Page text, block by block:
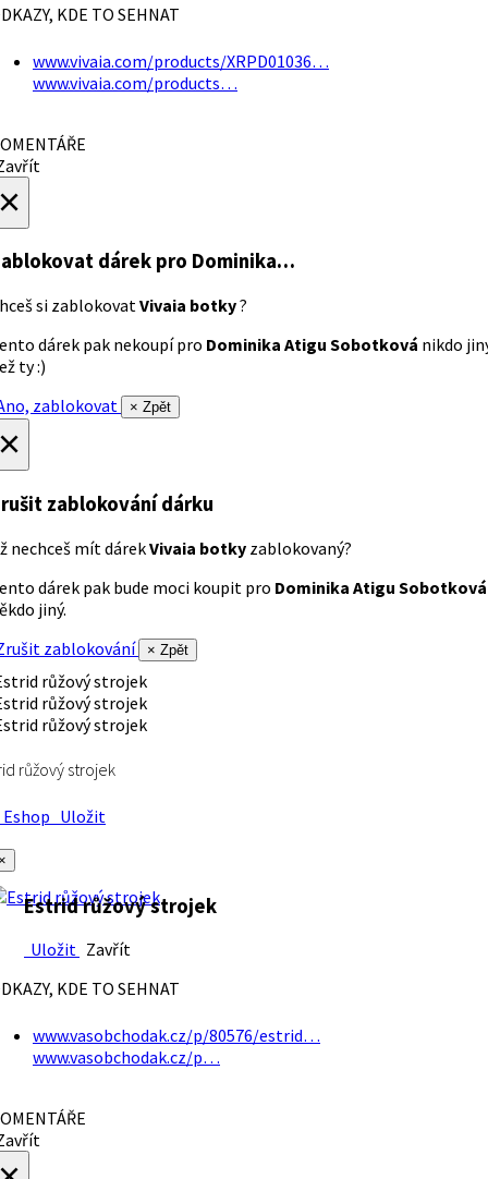
KDE TO SEHNAT
www.vivaia.com/products/XRPD01036…
www.vivaia.com/products…
dárek pro Dominika…
si zablokovatVivaia botky?
dárek pak nekoupí pro Dominika Atigu Sobotková nikdo
ty :)
zablokovat
× Zpět
zablokování dárku
nechceš mít dárekVivaia botky zablokovaný?
dárek pak bude moci koupit pro Dominika Atigu Sobotková
jiný.
zablokování
× Zpět
růžový strojek
Uložit
Estrid růžový strojek
Uložit Zavřít
KDE TO SEHNAT
www.vasobchodak.cz/p/80576/estrid…
www.vasobchodak.cz/p…